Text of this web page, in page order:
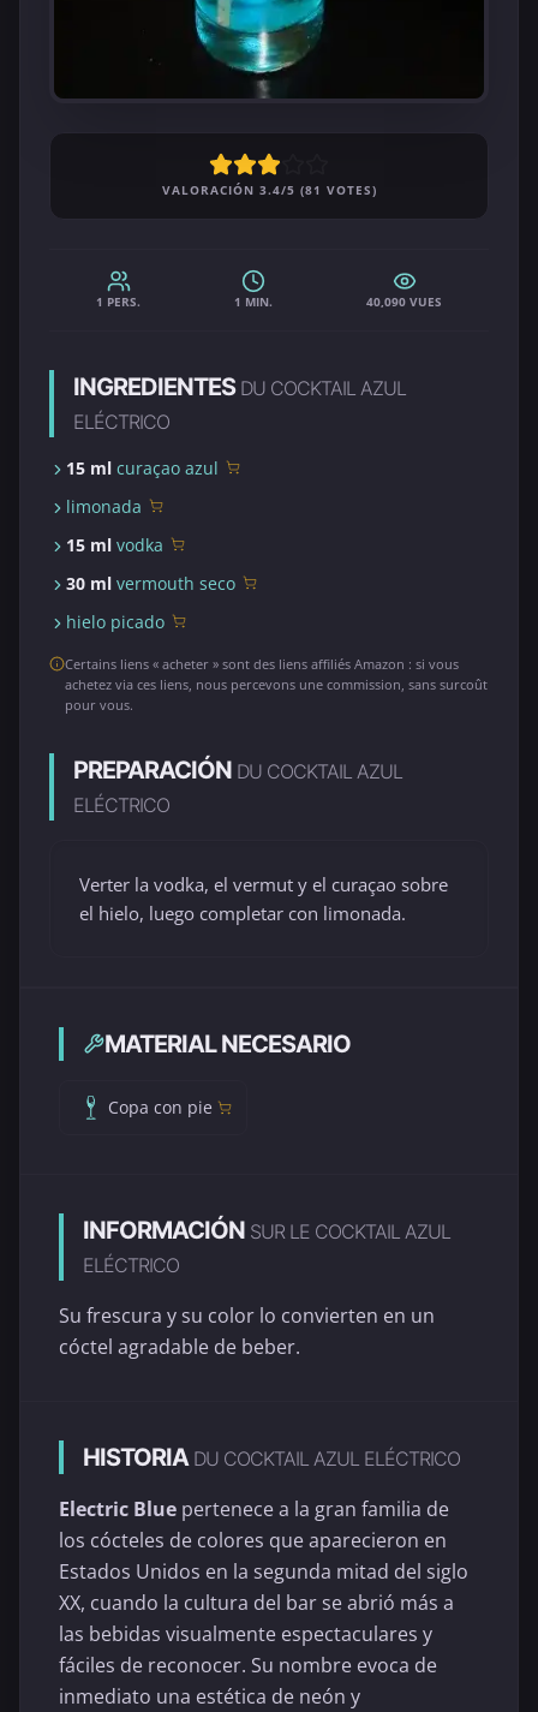
VALORACIÓN 3.4/5 (81 VOTES)
1 PERS. 1 MIN. 40,090 VUES
INGREDIENTES DU COCKTAIL AZUL
ELÉCTRICO
15 ml curaçao azul
limonada
15 ml vodka
30 ml vermouth seco
hielo picado
Certains liens « acheter » sont des liens affiliés Amazon : si vous
achetez via ces liens, nous percevons une commission, sans surcoût
pour vous.
PREPARACIÓN DU COCKTAIL AZUL
ELÉCTRICO
Verter la vodka, el vermut y el curaçao sobre
el hielo, luego completar con limonada.
MATERIAL NECESARIO
Copa con pie
INFORMACIÓN SUR LE COCKTAIL AZUL
ELÉCTRICO
Su frescura y su color lo convierten en un
cóctel agradable de beber.
HISTORIA DU COCKTAIL AZUL ELÉCTRICO
Electric Blue pertenece a la gran familia de
los cócteles de colores que aparecieron en
Estados Unidos en la segunda mitad del siglo
XX, cuando la cultura del bar se abrió más a
las bebidas visualmente espectaculares y
fáciles de reconocer. Su nombre evoca de
inmediato una estética de neón y